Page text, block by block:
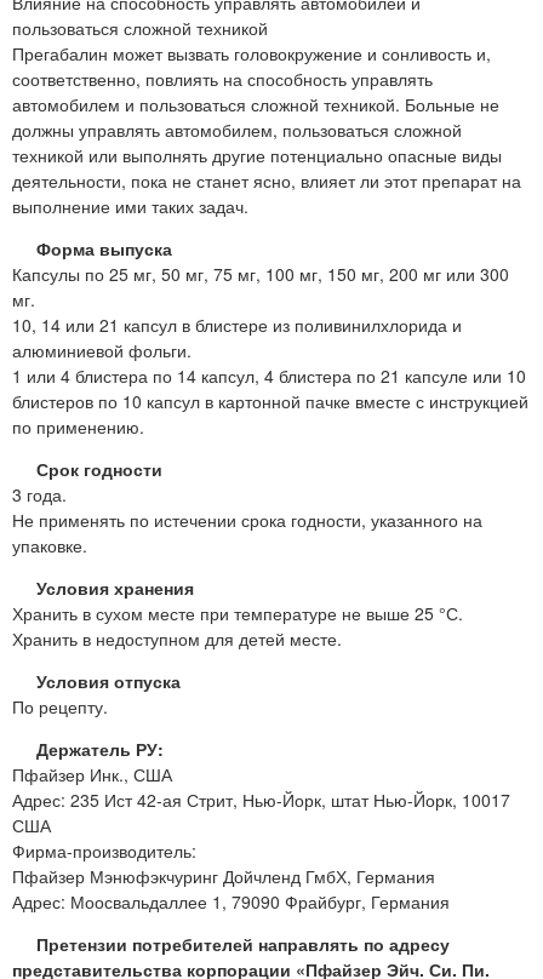
пользоваться сложной техникой
Прегабалин может вызвать головокружение и сонливость и,
соответственно, повлиять на способность управлять
автомобилем и пользоваться сложной техникой. Больные не
должны управлять автомобилем, пользоваться сложной
техникой или выполнять другие потенциально опасные виды
деятельности, пока не станет ясно, влияет ли этот препарат на
выполнение ими таких задач.
Форма выпуска
Капсулы по 25 мг, 50 мг, 75 мг, 100 мг, 150 мг, 200 мг или 300
мг.
10, 14 или 21 капсул в блистере из поливинилхлорида и
алюминиевой фольги.
1 или 4 блистера по 14 капсул, 4 блистера по 21 капсуле или 10
блистеров по 10 капсул в картонной пачке вместе с инструкцией
по применению.
Срок годности
3 года.
Не применять по истечении срока годности, указанного на
упаковке.
Условия хранения
Хранить в сухом месте при температуре не выше 25 °С.
Хранить в недоступном для детей месте.
Условия отпуска
По рецепту.
Держатель РУ:
Пфайзер Инк., США
Адрес: 235 Ист 42-ая Стрит, Нью-Йорк, штат Нью-Йорк, 10017
США
Фирма-производитель:
Пфайзер Мэнюфэкчуринг Дойчленд ГмбХ, Германия
Адрес: Моосвальдаллее 1, 79090 Фрайбург, Германия
Претензии потребителей направлять по адресу
представительства корпорации «Пфайзер Эйч. Си. Пи.